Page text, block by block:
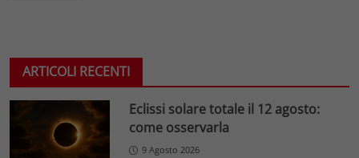
ARTICOLI RECENTI
Eclissi solare totale il 12 agosto:
come osservarla
9 Agosto 2026